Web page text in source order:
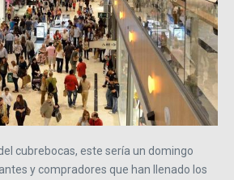
cubrebocas, este sería un domingo
y compradores que han llenado los